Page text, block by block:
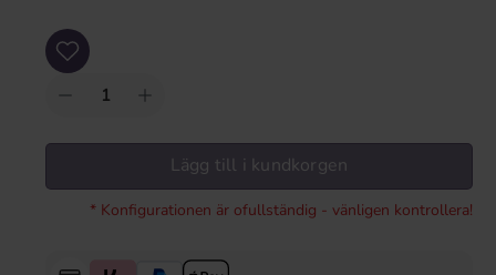
Produktkvantitet: Ange önskat värde eller använd knapparna för att öka eller
Lägg till i kundkorgen
* Konfigurationen är ofullständig - vänligen kontrollera!